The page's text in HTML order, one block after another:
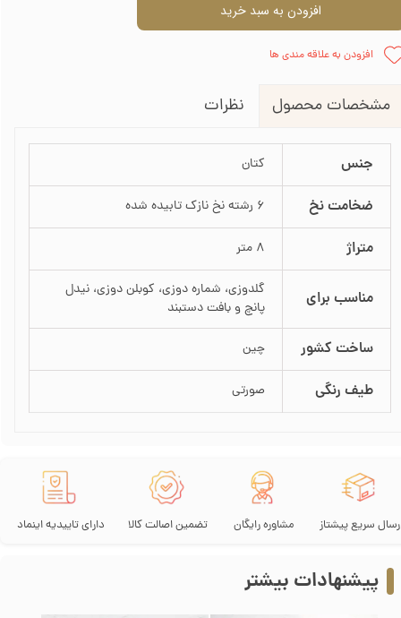
افزودن به سبد خرید
افزودن به علاقه مندی ها
مشخصات محصول نظرات
جنس کتان
ضخامت نخ 6 رشته نخ نازک تابیده شده
متراژ 8 متر
مناسب برای
گلدوزی، شماره دوزی، کوبلن دوزی، نیدل
پانچ و بافت دستبند
ساخت کشور چین
طیف رنگی صورتی
تضمین اصالت کالا مشاوره رایگان سریع پیشتاز دارای تاییدیه اینماد
پیشنهادات بیشتر